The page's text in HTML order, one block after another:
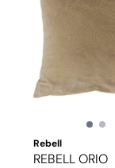
Rebell
REBELL ORIO